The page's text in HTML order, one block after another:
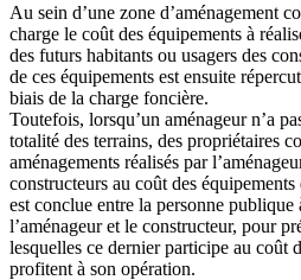
Au sein d’une zone d’aménagement
charge le coût des équipements à
des futurs habitants ou usagers des
de ces équipements est ensuite
biais de la charge foncière.
Toutefois, lorsqu’un aménageur n’a
totalité des terrains, des propriétaires
aménagements réalisés par
constructeurs au coût des
est conclue entre la personne
l’aménageur et le constructeur, pour
lesquelles ce dernier participe au coût
profitent à son opération.